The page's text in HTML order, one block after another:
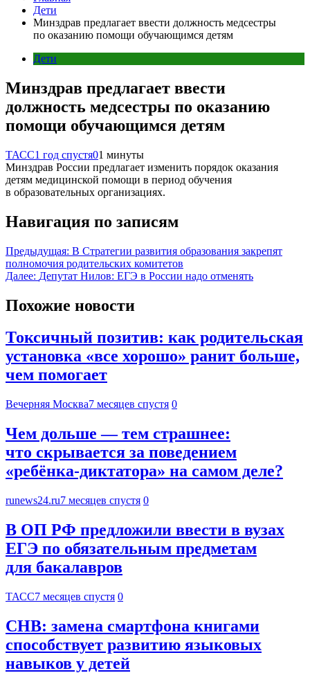
Дети
Минздрав предлагает ввести должность медсестры
по оказанию помощи обучающимся детям
Дети
Минздрав предлагает ввести
должность медсестры по оказанию
помощи обучающимся детям
ТАСС1 год спустя01 минуты
Минздрав России предлагает изменить порядок оказания
детям медицинской помощи в период обучения
в образовательных организациях.
Навигация по записям
Предыдущая: В Стратегии развития образования закрепят
полномочия родительских комитетов
Далее: Депутат Нилов: ЕГЭ в России надо отменять
Похожие новости
Токсичный позитив: как родительская
установка «все хорошо» ранит больше,
чем помогает
Вечерняя Москва7 месяцев спустя 0
Чем дольше — тем страшнее:
что скрывается за поведением
«ребёнка-диктатора» на самом деле?
runews24.ru7 месяцев спустя 0
В ОП РФ предложили ввести в вузах
ЕГЭ по обязательным предметам
для бакалавров
ТАСС7 месяцев спустя 0
CHB: замена смартфона книгами
способствует развитию языковых
навыков у детей